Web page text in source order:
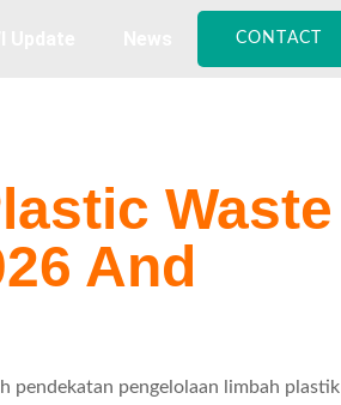
CONTACT
Waste
And
pendekatan pengelolaan limbah plastik